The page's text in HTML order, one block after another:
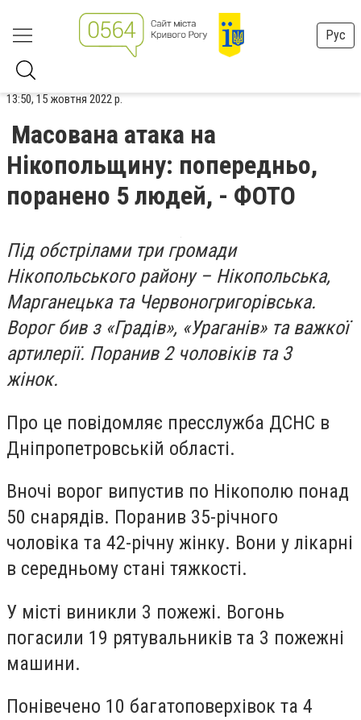
Рус
13:50, 15 жовтня 2022 р.
Масована атака на
Нікопольщину: попередньо,
поранено 5 людей, - ФОТО
Під обстрілами три громади
Нікопольського району – Нікопольська,
Марганецька та Червоногригорівська.
Ворог бив з «Градів», «Ураганів» та важкої
артилерії. Поранив 2 чоловіків та 3
жінок.
Про це повідомляє пресслужба ДСНС в
Дніпропетровській області.
Вночі ворог випустив по Нікополю понад
50 снарядів. Поранив 35-річного
чоловіка та 42-річну жінку. Вони у лікарні
в середньому стані тяжкості.
У місті виникли 3 пожежі. Вогонь
погасили 19 рятувальників та 3 пожежні
машини.
Понівечено 10 багатоповерхівок та 4